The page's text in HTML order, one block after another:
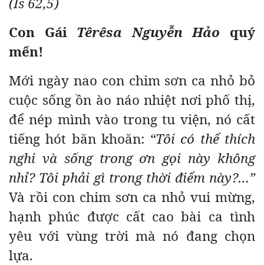
Con Gái Têrêsa Nguyễn Hảo
quý
mến!
Mới ngày nao con chim sơn ca nhỏ bỏ
cuộc sống ồn ào náo nhiệt nơi phố thị,
để nép mình vào trong tu viện, nó cất
tiếng hót băn khoăn: “Tôi có thể thích
nghi và sống trong ơn gọi này không
nhỉ? Tôi phải gì trong thời điểm này?…”
Và rồi con chim sơn ca nhỏ vui mừng,
hạnh phúc được cất cao bài ca tình
yêu với vùng trời mà nó đang chọn
lựa.